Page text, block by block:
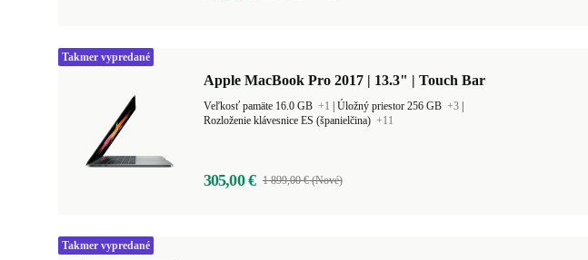
Apple MacBook Pro 2017 | 13.3" | Touch Bar
Veľkosť pamäte 16.0 GB +1 Úložný priestor 256 GB +3
Rozloženie klávesnice ES (španielčina) +11
305,00 € 1 899,00 € (Nové)
Takmer vypredané
Takmer vypredané